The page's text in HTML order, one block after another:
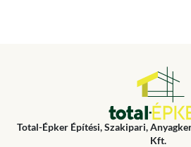
Total-Épker Építési, Szakipari,
Kft.